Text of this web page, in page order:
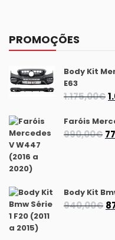
PROMOÇÕES
Body Kit
E63
1.175,00€O
Faróis
990,00€ O
Body Kit
940,00€ O